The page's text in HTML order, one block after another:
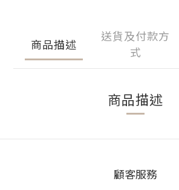
商品描述
送貨及付款方
式
商品描述
顧客服務